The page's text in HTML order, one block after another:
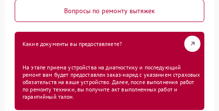
Вопросы по ремонту вытяжек
Какие документы вы предоставляете?
На этапе приема устройства на диагностику и последующий
ремонт вам будет предоставлен заказ-наряд с указанием страховых
обязательств на ваше устройство. Далее, после выполнения работ
по ремонту техники, вы получите акт выполненных работ и
гарантийный талон.